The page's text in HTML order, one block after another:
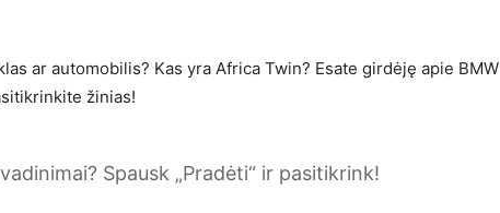
ar automobilis? Kas yra Africa Twin? Esate girdėję apie BMW
žinias!
Spausk „Pradėti“ ir pasitikrink!